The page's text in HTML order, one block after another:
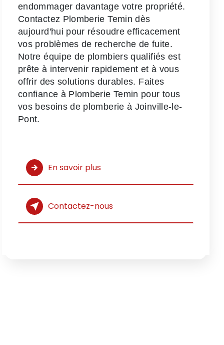
endommager davantage votre propriété.
Contactez Plomberie Temin dès
aujourd'hui pour résoudre efficacement
vos problèmes de recherche de fuite.
Notre équipe de plombiers qualifiés est
prête à intervenir rapidement et à vous
offrir des solutions durables. Faites
confiance à Plomberie Temin pour tous
vos besoins de plomberie à Joinville-le-
Pont.
En savoir plus
Contactez-nous